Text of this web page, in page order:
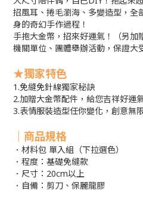
招風耳、捲毛瀏海、多變造型，全
身的奇幻手作過程！
手抱大金幣，招來好運氣！（另加
機關單位、團體舉辦活動，保證大
★獨家特色
1.免縫免針線獨家秘訣
2.加贈大金幣配件，給您吉祥好運
3.表情服裝造型任你變化，創意無
｜商品規格
．材料包 單入組（下拉選色）
．程度：基礎免縫款
．尺寸：20cm以上
．自備：剪刀、保麗龍膠